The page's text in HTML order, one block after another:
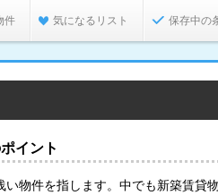
件 気になるリスト 保存中の
イント
物件を指します。中でも新築賃貸